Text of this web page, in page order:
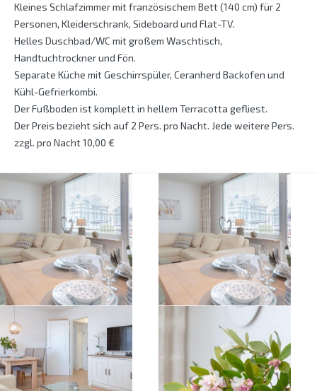
Kleines Schlafzimmer mit französischem Bett (140 cm) für 2
Personen, Kleiderschrank, Sideboard und Flat-TV.
Helles Duschbad/WC mit großem Waschtisch,
Handtuchtrockner und Fön.
Separate Küche mit Geschirrspüler, Ceranherd Backofen und
Kühl-Gefrierkombi.
Der Fußboden ist komplett in hellem Terracotta gefliest.
Der Preis bezieht sich auf 2 Pers. pro Nacht. Jede weitere Pers.
zzgl. pro Nacht 10,00 €